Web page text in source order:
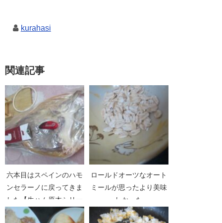
kurahasi
関連記事
六本目はスペインのハモ
ンセラーノに戻ってきま
した【生ハム原木シリー
ズPart08】
ロールドオーツなオート
ミールが思ったより美味
しかった